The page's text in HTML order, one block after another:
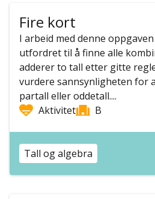
Fire kort
I arbeid med denne
utfordret til å finne alle
adderer to tall etter gitte
vurdere sannsynligheten for
partall eller oddetall....
Aktivitet
B
Tall og algebra